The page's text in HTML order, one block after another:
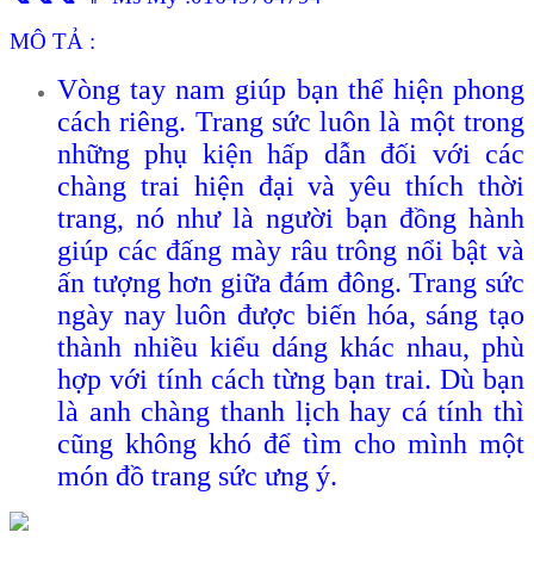
MÔ TẢ :
Vòng tay nam giúp bạn thể hiện phong
cách riêng. Trang sức luôn là một trong
những phụ kiện hấp dẫn đối với các
chàng trai hiện đại và yêu thích thời
trang, nó như là người bạn đồng hành
giúp các đấng mày râu trông nổi bật và
ấn tượng hơn giữa đám đông. Trang sức
ngày nay luôn được biến hóa, sáng tạo
thành nhiều kiểu dáng khác nhau, phù
hợp với tính cách từng bạn trai. Dù bạn
là anh chàng thanh lịch hay cá tính thì
cũng không khó để tìm cho mình một
món đồ trang sức ưng ý.